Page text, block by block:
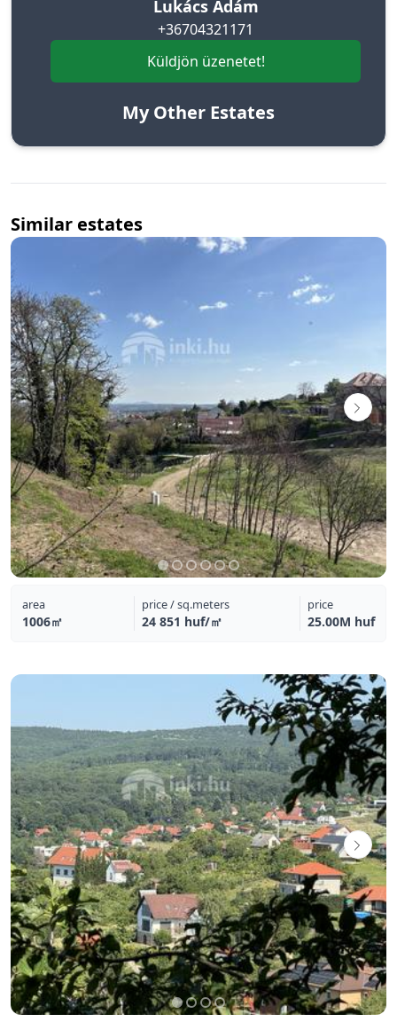
Lukács Ádám
+36704321171
Küldjön üzenetet!
My Other Estates
Similar estates
area
1006㎡
price / sq.meters
24 851 huf/㎡
price
25.00M huf